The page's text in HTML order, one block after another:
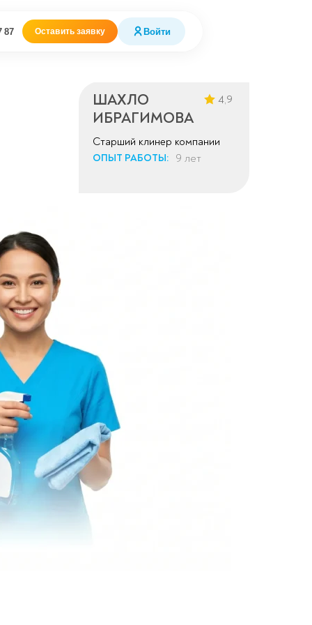
87 Оставить заявку Войти
ШАХЛО
ИБРАГИМОВА
Старший клинер компании
ОПЫТ РАБОТЫ: 9 лет
4,9